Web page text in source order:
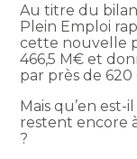
Au titre du
Plein Emploi
cette nouvelle
466,5 M€ et
par près de
Mais qu’en est-
restent encore
?